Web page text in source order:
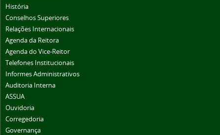
História
Conselhos Superiores
Relações Internacionais
Agenda da Reitora
Agenda do Vice-Reitor
Telefones Institucionais
Informes Administrativos
Auditoria Interna
ASSUA
Ouvidoria
Corregedoria
Governança